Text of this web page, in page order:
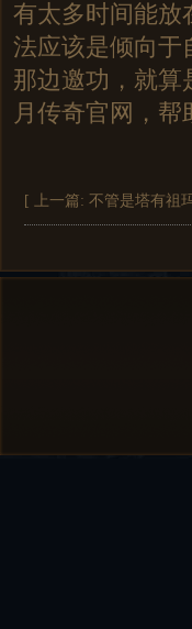
有太多时间能放
法应该是倾向于
那边邀功，就算
月传奇官网，
[ 上一篇: 不管是塔有祖